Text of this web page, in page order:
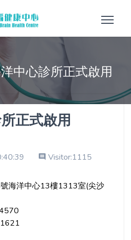
中心診所正式啟用
正式啟用
Visitor:1115
海洋中心13樓1313室(尖沙